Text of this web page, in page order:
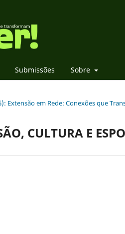
Submissões Sobre
Extensão em Rede: Conexões que
CULTURA E